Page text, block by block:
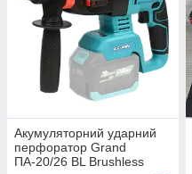
Акумуляторний ударний
перфоратор Grand
ПА-20/26 BL Brushless